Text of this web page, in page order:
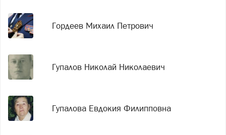
Гордеев Михаил Петрович
Гупалов Николай Николаевич
Гупалова Евдокия Филипповна